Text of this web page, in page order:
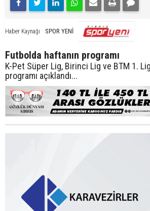
Haber Kaynağı SPOR YENİ
Futbolda haftanın programı
K-Pet Süper Lig, Birinci Lig ve BTM 1.
programı açıklandı...